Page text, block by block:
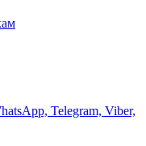
Telegram, Viber,